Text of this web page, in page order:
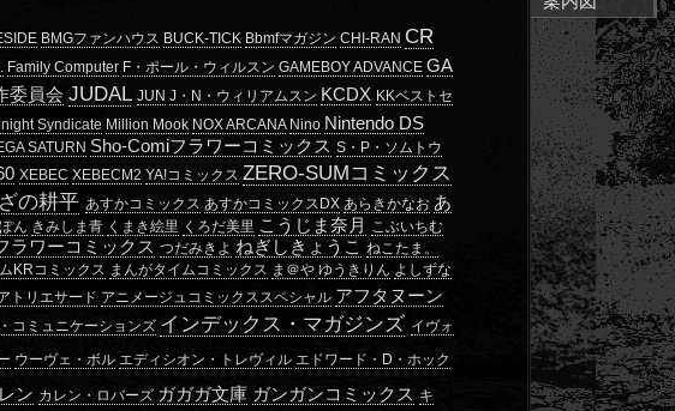
BMGファンハウス BUCK-TICK Bbmfマガジン CHI-RAN CR
Family Computer F・ポール・ウィルスン GAMEBOY ADVANCE GA
委員会 JUDAL JUN J・N・ウィリアムスン KCDX KKベストセ
Syndicate Million Mook NOX ARCANA Nino Nintendo DS
SATURN Sho-Comiフラワーコミックス S・P・ソムトウ
XEBEC XEBECM2 YA!コミックス ZERO-SUMコミックス
の耕平 あすかコミックス あすかコミックスDX あらきかなお あ
ん きみしま青 くまき絵里 くろだ美里 こうじま奈月
こぶいちむ
ラワーコミックス つだみきよ ねぎしきょうこ ねこたま。
KRコミックス まんがタイムコミックス ま＠や ゆうきりん よしずな
トリエサード アニメージュコミックススペシャル アフタヌーン
コミュニケーションズ インデックス・マガジンズ イヴォ
ウーヴェ・ボル エディシオン・トレヴィル エドワード・D・ホック
ン カレン・ロバーズ ガガガ文庫 ガンガンコミックス キ